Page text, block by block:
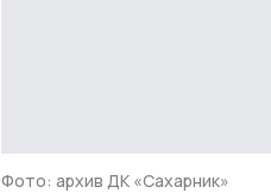
Фото: архив ДК «Сахарник»